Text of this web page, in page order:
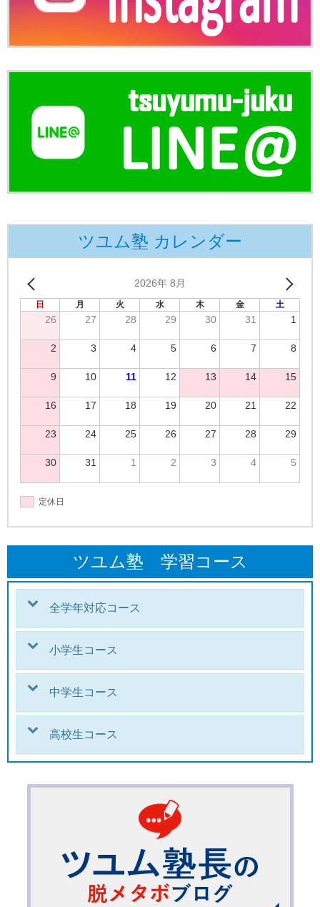
ツユム塾 カレンダー
2026年 8月
日 月 火 水 木 金 土
26 27 28 29 30 31 1
2 3 4 5 6 7 8
9 10 11 12 13 14 15
16 17 18 19 20 21 22
23 24 25 26 27 28 29
30 31 1 2 3 4 5
定休日
ツユム塾 学習コース
全学年対応コース
小学生コース
中学生コース
高校生コース